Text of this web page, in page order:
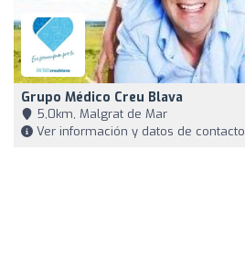
Grupo Médico Creu Blava
5,0km, Malgrat de Mar
Ver información y datos de contacto